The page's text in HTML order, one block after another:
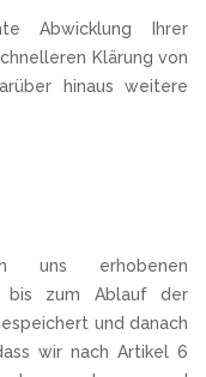
Abwicklung Ihrer
Klärung von
hinaus weitere
erhobenen
bis zum Ablauf der
und danach
wir nach Artikel 6